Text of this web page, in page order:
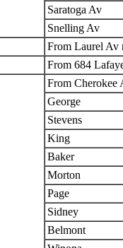
Saratoga Av
Snelling Av
From Laurel Av
From 684
From Cherokee
George
Stevens
King
Baker
Morton
Page
Sidney
Belmont